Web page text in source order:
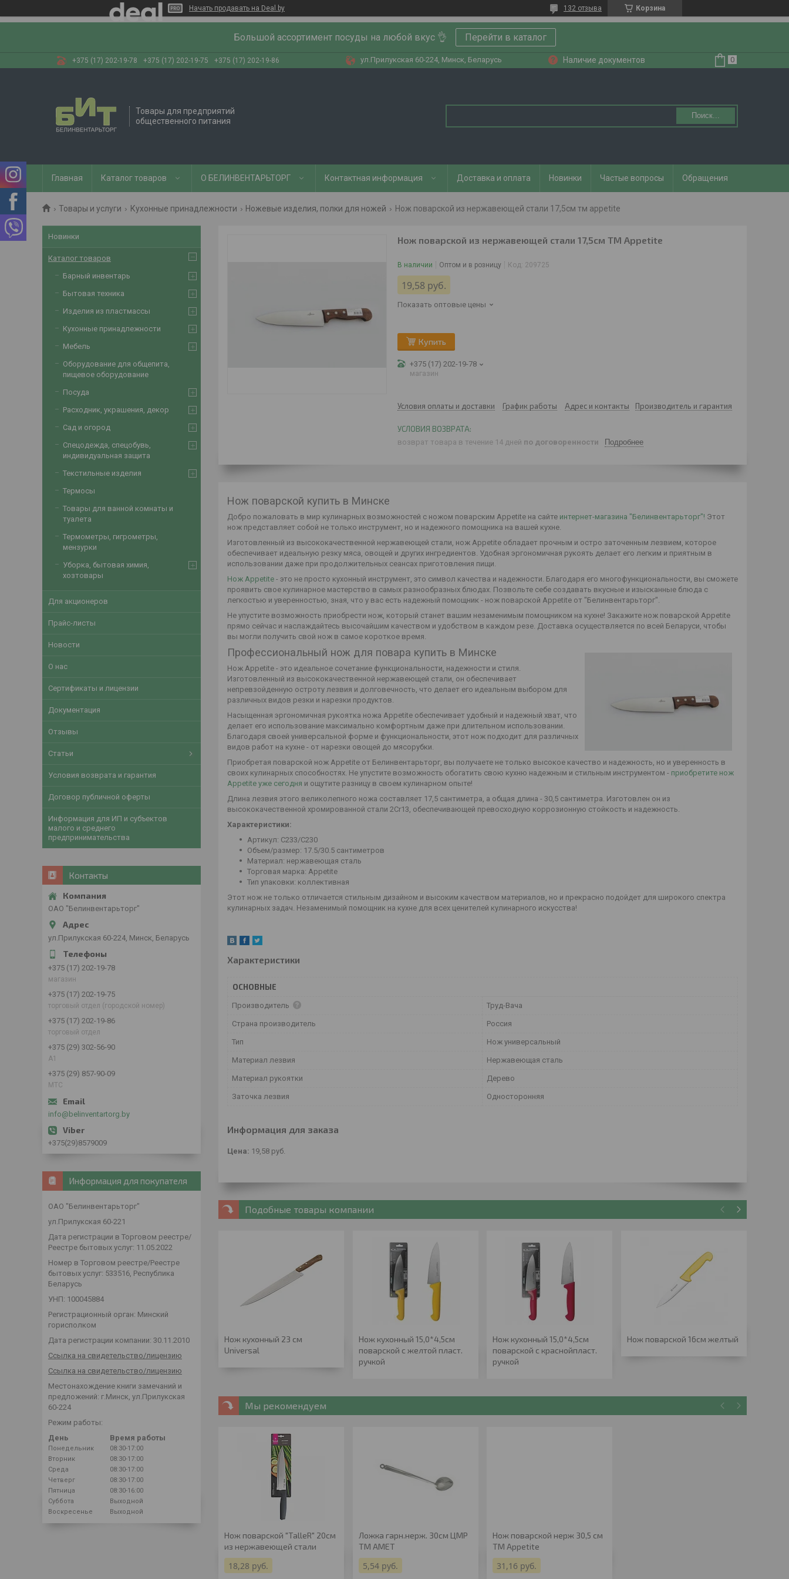
Начать продавать на Deal.by Корзина
132 отзыва
Большой ассортимент посуды на любой вкус 👌 Перейти в каталог
+375 (17) 202-19-78 +375 (17) 202-19-75 +375 (17) 202-19-86 ул.Прилукская 60-224, Минск, Беларусь Наличие документов
Товары для предприятий
общественного питания
Поиск...
Главная Каталог товаров О БЕЛИНВЕНТАРЬТОРГ Контактная информация Доставка и оплата Новинки Частые вопросы Обращения
Товары и услуги Кухонные принадлежности Ножевые изделия, полки для ножей Нож поварской из нержавеющей стали 17,5см тм appetite
Нож поварской из нержавеющей стали 17,5см ТМ Appetite
В наличии Оптом и в розницу Код: 209725
19,58 руб.
Показать оптовые цены
Купить
+375 (17) 202-19-78
магазин
Условия оплаты и доставки График работы Адрес и контакты Производитель и гарантия
возврат товара в течение 14 дней по договоренности Подробнее
Нож поварской купить в Минске
Добро пожаловать в мир кулинарных возможностей с ножом поварским Appetite на сайте интернет-магазина "Белинвентарьторг"! Этот
нож представляет собой не только инструмент, но и надежного помощника на вашей кухне.
Изготовленный из высококачественной нержавеющей стали, нож Appetite обладает прочным и остро заточенным лезвием, которое
обеспечивает идеальную резку мяса, овощей и других ингредиентов. Удобная эргономичная рукоять делает его легким и приятным в
использовании даже при продолжительных сеансах приготовления пищи.
Нож Appetite - это не просто кухонный инструмент, это символ качества и надежности. Благодаря его многофункциональности, вы сможете
проявить свое кулинарное мастерство в самых разнообразных блюдах. Позвольте себе создавать вкусные и изысканные блюда с
легкостью и уверенностью, зная, что у вас есть надежный помощник - нож поварской Appetite от "Белинвентарьторг".
Не упустите возможность приобрести нож, который станет вашим незаменимым помощником на кухне! Закажите нож поварской Appetite
прямо сейчас и наслаждайтесь высочайшим качеством и удобством в каждом резе. Доставка осуществляется по всей Беларуси, чтобы
вы могли получить свой нож в самое короткое время.
Профессиональный нож для повара купить в Минске
Нож Appetite - это идеальное сочетание функциональности, надежности и стиля.
Изготовленный из высококачественной нержавеющей стали, он обеспечивает
непревзойденную остроту лезвия и долговечность, что делает его идеальным выбором для
различных видов резки и нарезки продуктов.
Насыщенная эргономичная рукоятка ножа Appetite обеспечивает удобный и надежный хват, что
делает его использование максимально комфортным даже при длительном использовании.
Благодаря своей универсальной форме и функциональности, этот нож подходит для различных
видов работ на кухне - от нарезки овощей до мясорубки.
Приобретая поварской нож Appetite от Белинвентарьторг, вы получаете не только высокое качество и надежность, но и уверенность в
своих кулинарных способностях. Не упустите возможность обогатить свою кухню надежным и стильным инструментом - приобретите нож
Appetite уже сегодня и ощутите разницу в своем кулинарном опыте!
Длина лезвия этого великолепного ножа составляет 17,5 сантиметра, а общая длина - 30,5 сантиметра. Изготовлен он из
высококачественной хромированной стали 2Cr13, обеспечивающей превосходную коррозионную стойкость и надежность.
Характеристики:
Артикул: C233/С230
Объем/размер: 17.5/30.5 сантиметров
Материал: нержавеющая сталь
Торговая марка: Appetite
Тип упаковки: коллективная
Этот нож не только отличается стильным дизайном и высоким качеством материалов, но и прекрасно подойдет для широкого спектра
кулинарных задач. Незаменимый помощник на кухне для всех ценителей кулинарного искусства!
Характеристики
ОСНОВНЫЕ
Производитель Труд-Вача
Страна производитель Россия
Тип Нож универсальный
Материал лезвия Нержавеющая сталь
Материал рукоятки Дерево
Заточка лезвия Односторонняя
Информация для заказа
Цена: 19,58 руб.
Подобные товары компании
Нож кухонный 23 см
Universal
Нож кухонный 15,0*4,5см
поварской с желтой пласт.
ручкой
Нож кухонный 15,0*4,5см
поварской с краснойпласт.
ручкой
Нож поварской 16см желтый
Мы рекомендуем
Нож поварской "TalleR" 20см
из нержавеющей стали
18,28 руб.
Ложка гарн.нерж. 30см ЦМР
ТМ АМЕТ
5,54 руб.
Нож поварской нерж 30,5 см
ТМ Appetite
31,16 руб.
Новинки
Каталог товаров
Барный инвентарь
Бытовая техника
Изделия из пластмассы
Кухонные принадлежности
Мебель
Оборудование для общепита,
пищевое оборудование
Посуда
Расходник, украшения, декор
Сад и огород
Спецодежда, спецобувь,
индивидуальная защита
Текстильные изделия
Термосы
Товары для ванной комнаты и
туалета
Термометры, гигрометры,
мензурки
Уборка, бытовая химия,
хозтовары
Для акционеров
Прайс-листы
Новости
О нас
Сертификаты и лицензии
Документация
Отзывы
Статьи
Условия возврата и гарантия
Договор публичной оферты
Информация для ИП и субъектов
малого и среднего
предпринимательства
Контакты
ОАО "Белинвентарьторг"
ул.Прилукская 60-224, Минск, Беларусь
+375 (17) 202-19-78
магазин
+375 (17) 202-19-75
торговый отдел (городской номер)
+375 (17) 202-19-86
торговый отдел
+375 (29) 302-56-90
А1
+375 (29) 857-90-09
МТС
info@belinventartorg.by
+375(29)8579009
Информация для покупателя
ОАО "Белинвентарьторг"
ул.Прилукская 60-221
Дата регистрации в Торговом реестре/
Реестре бытовых услуг: 11.05.2022
Номер в Торговом реестре/Реестре
бытовых услуг: 533516, Республика
Беларусь
УНП: 100045884
Регистрационный орган: Минский
горисполком
Дата регистрации компании: 30.11.2010
Ссылка на свидетельство/лицензию
Ссылка на свидетельство/лицензию
Местонахождение книги замечаний и
предложений: г.Минск, ул.Прилукская
60-224
Режим работы:
День
Время работы
Понедельник
08:30-17:00
Вторник
08:30-17:00
Среда
08:30-17:00
Четверг
08:30-17:00
Пятница
08:30-16:00
Суббота
Выходной
Воскресенье
Выходной